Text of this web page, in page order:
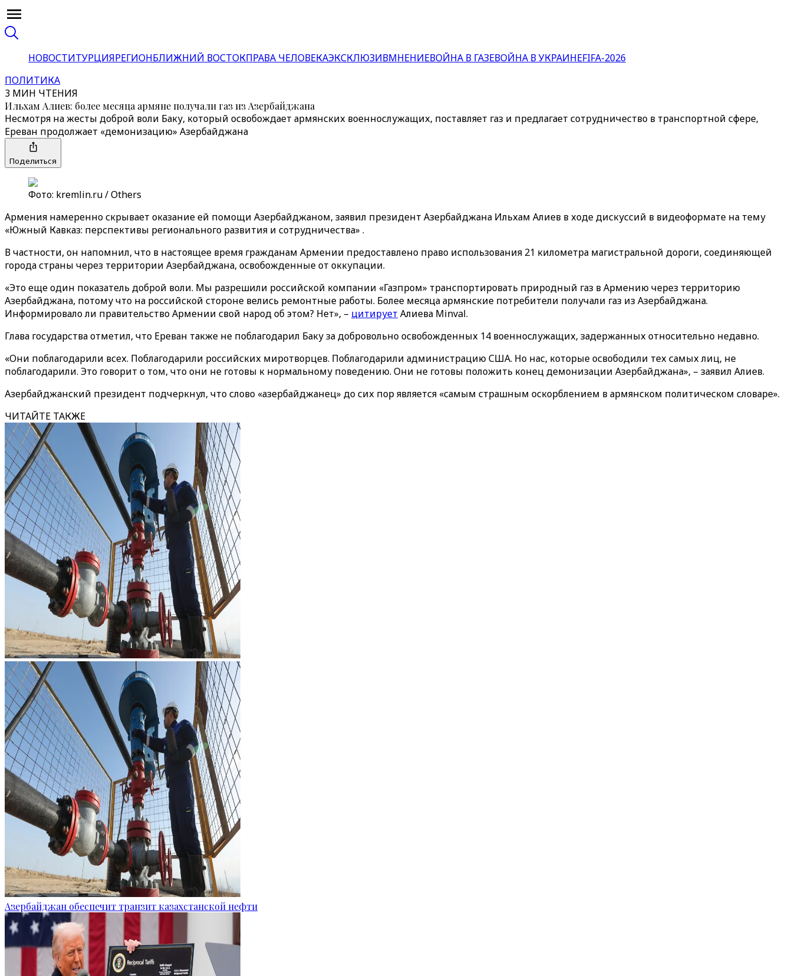
НОВОСТИТУРЦИЯРЕГИОНБЛИЖНИЙ ВОСТОКПРАВА ЧЕЛОВЕКАЭКСКЛЮЗИВМНЕНИЕВОЙНА В ГАЗЕВОЙНА В УКРАИНЕFIFA-2026
ПОЛИТИКА
3 МИН ЧТЕНИЯ
Ильхам Алиев: более месяца армяне получали газ из Азербайджана
Несмотря на жесты доброй воли Баку, который освобождает армянских военнослужащих, поставляет газ и предлагает сотрудничество в транспортной сфере,
Ереван продолжает «демонизацию» Азербайджана
Поделиться
Фото: kremlin.ru / Others
Армения намеренно скрывает оказание ей помощи Азербайджаном, заявил президент Азербайджана Ильхам Алиев в ходе дискуссий в видеоформате на тему
«Южный Кавказ: перспективы регионального развития и сотрудничества» .
В частности, он напомнил, что в настоящее время гражданам Армении предоставлено право использования 21 километра магистральной дороги, соединяющей
города страны через территории Азербайджана, освобожденные от оккупации.
«Это еще один показатель доброй воли. Мы разрешили российской компании «Газпром» транспортировать природный газ в Армению через территорию
Азербайджана, потому что на российской стороне велись ремонтные работы. Более месяца армянские потребители получали газ из Азербайджана.
Информировало ли правительство Армении свой народ об этом? Нет», – цитирует Алиева Minval.
Глава государства отметил, что Ереван также не поблагодарил Баку за добровольно освобожденных 14 военнослужащих, задержанных относительно недавно.
«Они поблагодарили всех. Поблагодарили российских миротворцев. Поблагодарили администрацию США. Но нас, которые освободили тех самых лиц, не
поблагодарили. Это говорит о том, что они не готовы к нормальному поведению. Они не готовы положить конец демонизации Азербайджана», – заявил Алиев.
Азербайджанский президент подчеркнул, что слово «азербайджанец» до сих пор является «самым страшным оскорблением в армянском политическом словаре».
ЧИТАЙТЕ ТАКЖЕ
Азербайджан обеспечит транзит казахстанской нефти